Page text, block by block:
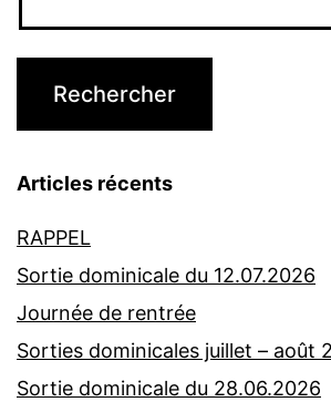
Articles récents
RAPPEL
Sortie dominicale du 12.07.2026
Journée de rentrée
Sorties dominicales juillet – août
Sortie dominicale du 28.06.2026